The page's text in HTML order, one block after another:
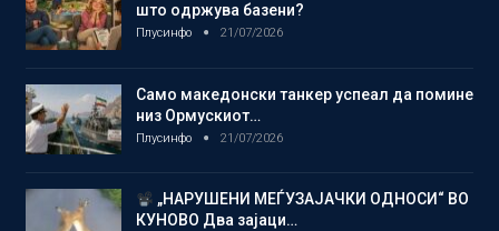
што одржува базени?
Плусинфо 21/07/2026
Само македонски танкер успеал да помине
низ Ормускиот…
Плусинфо 21/07/2026
„НАРУШЕНИ МЕЃУЗАЈАЧКИ ОДНОСИ“ ВО
КУНОВО Два зајаци…